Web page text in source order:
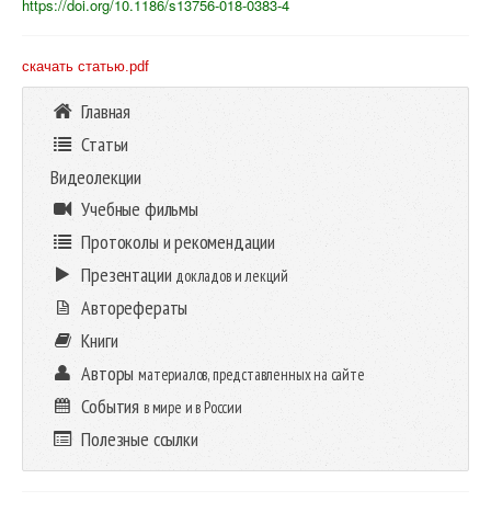
https://doi.org/10.1186/s13756-018-0383-4
скачать статью.pdf
Главная
Статьи
Видеолекции
Учебные фильмы
Протоколы и рекомендации
Презентации докладов и лекций
Авторефераты
Книги
Авторыматериалов, представленных на сайте
События в мире и в России
Полезные ссылки